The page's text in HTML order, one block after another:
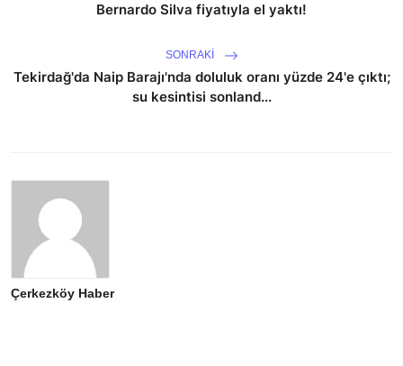
Bernardo Silva fiyatıyla el yaktı!
SONRAKI
Tekirdağ'da Naip Barajı'nda doluluk oranı yüzde 24'e çıktı;
su kesintisi sonland...
Çerkezköy Haber